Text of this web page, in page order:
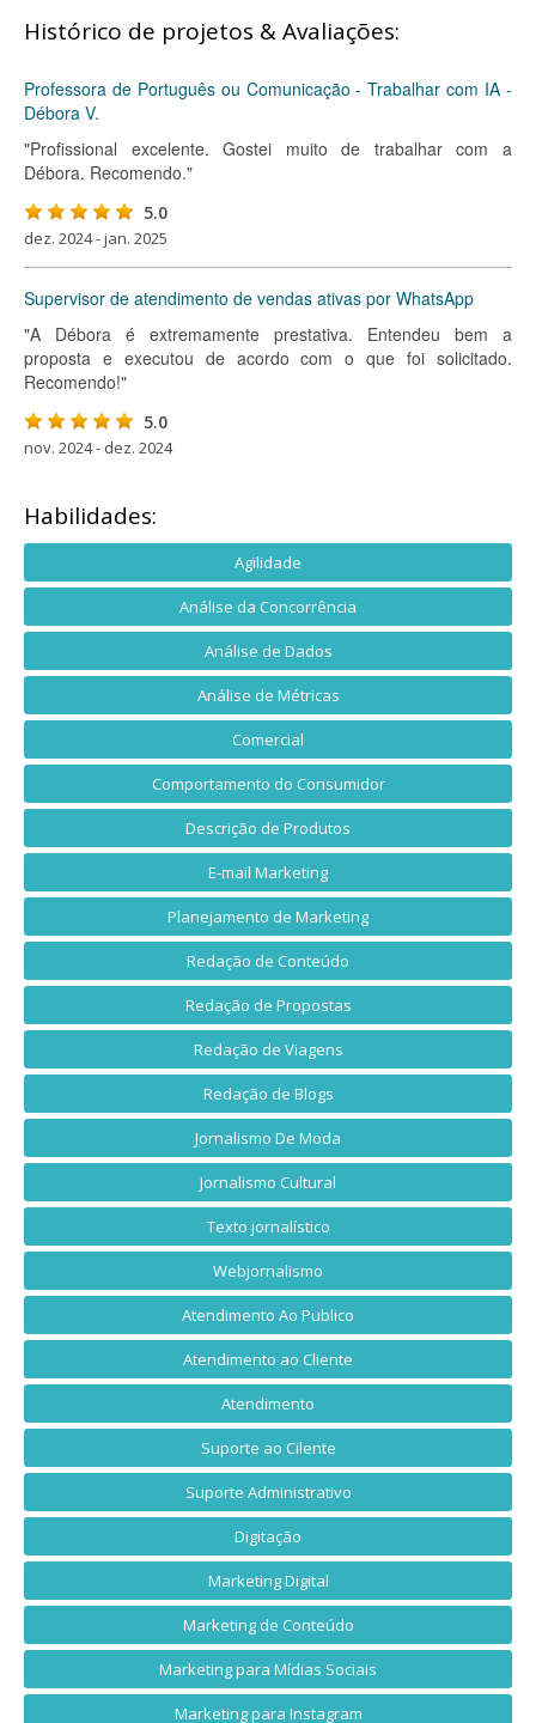
Histórico de projetos & Avaliações:
Professora de Português ou Comunicação - Trabalhar com IA -
Débora V.
"Profissional excelente. Gostei muito de trabalhar com a
Débora. Recomendo."
5.0
dez. 2024 - jan. 2025
Supervisor de atendimento de vendas ativas por WhatsApp
"A Débora é extremamente prestativa. Entendeu bem a
proposta e executou de acordo com o que foi solicitado.
Recomendo!"
5.0
nov. 2024 - dez. 2024
Habilidades:
Agilidade
Análise da Concorrência
Análise de Dados
Análise de Métricas
Comercial
Comportamento do Consumidor
Descrição de Produtos
E-mail Marketing
Planejamento de Marketing
Redação de Conteúdo
Redação de Propostas
Redação de Viagens
Redação de Blogs
Jornalismo De Moda
Jornalismo Cultural
Texto jornalístico
Webjornalismo
Atendimento Ao Publico
Atendimento ao Cliente
Atendimento
Suporte ao Cilente
Suporte Administrativo
Digitação
Marketing Digital
Marketing de Conteúdo
Marketing para Mídias Sociais
Marketing para Instagram